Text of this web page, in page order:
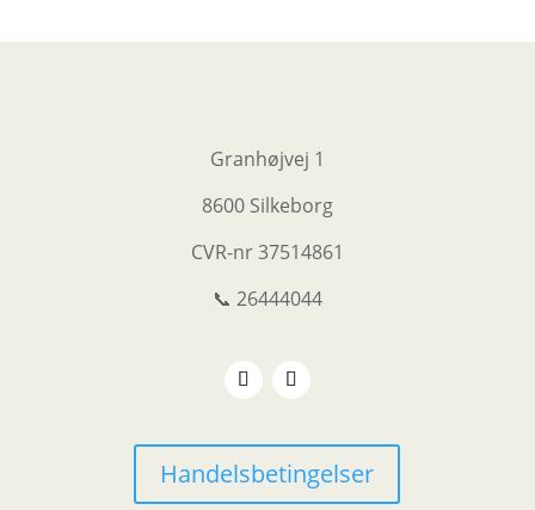
Granhøjvej 1
8600 Silkeborg
CVR-nr37514861
📞 26444044
Handelsbetingelser